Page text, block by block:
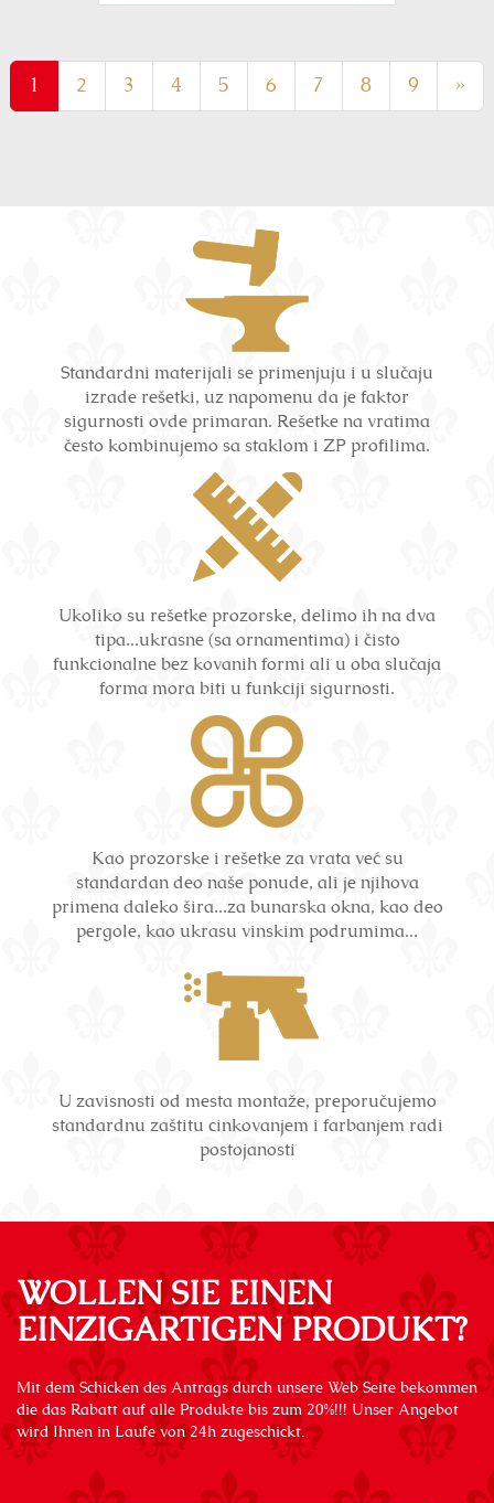
1 (current)
2 3 4 5 6 7 8 9 »
Standardni materijali se primenjuju i u slučaju
izrade rešetki, uz napomenu da je faktor
sigurnosti ovde primaran. Rešetke na vratima
često kombinujemo sa staklom i ZP profilima.
Ukoliko su rešetke prozorske, delimo ih na dva
tipa...ukrasne (sa ornamentima) i čisto
funkcionalne bez kovanih formi ali u oba slučaja
forma mora biti u funkciji sigurnosti.
Kao prozorske i rešetke za vrata već su
standardan deo naše ponude, ali je njihova
primena daleko šira...za bunarska okna, kao deo
pergole, kao ukrasu vinskim podrumima...
U zavisnosti od mesta montaže, preporučujemo
standardnu zaštitu cinkovanjem i farbanjem radi
postojanosti
WOLLEN SIE EINEN
EINZIGARTIGEN PRODUKT?
Mit dem Schicken des Antrags durch unsere Web Seite bekommen
die das Rabatt auf alle Produkte bis zum 20%!!! Unser Angebot
wird Ihnen in Laufe von 24h zugeschickt.